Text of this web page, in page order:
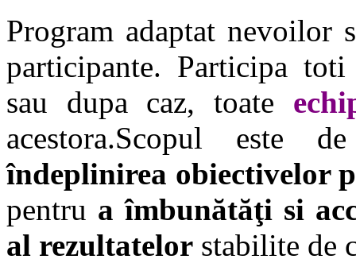
Program adaptat nevoilor
participante. Participa
sau dupa caz, toate
acestora.Scopul este
îndeplinirea obiectivelor
pentru a îmbunătăţi si
al rezultatelor stabilite de